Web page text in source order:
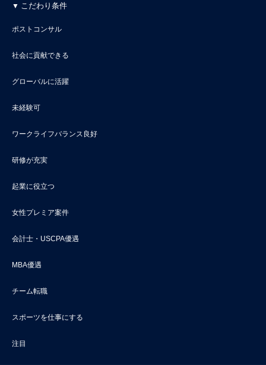
こだわり条件
ポストコンサル
社会に貢献できる
グローバルに活躍
未経験可
ワークライフバランス良好
研修が充実
起業に役立つ
女性プレミア案件
会計士・USCPA優遇
MBA優遇
チーム転職
スポーツを仕事にする
注目